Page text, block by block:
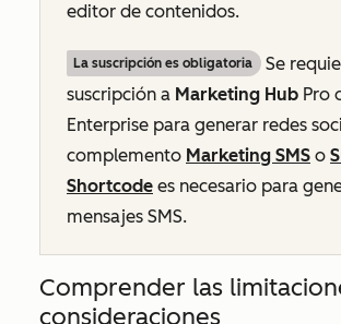
editor de contenidos.
La suscripción es obligatoria
Se
suscripción a Marketing Hub Pro
Enterprise para generar redes
complemento Marketing SMS o
Shortcode es necesario para
mensajes SMS.
Comprender las
consideraciones